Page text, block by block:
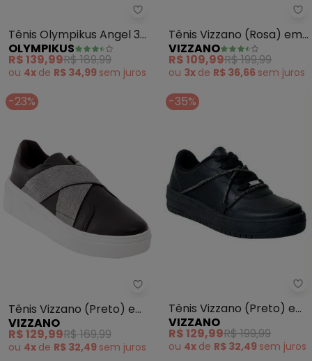
Olympikus - Tênis Olympikus
Tênis Olympikus Angel 3
(Preto)
OLYMPIKUS
R$ 139,99R$ 189,99
ou 4x de R$ 34,99 sem juros
Tênis Vizzano (Rosa) em
Tecido
VIZZANO
R$ 109,99R$ 199,99
ou 3x de R$ 36,66 sem juros
-23%
Vizzano - Tênis Vizzano
Tênis Vizzano (Preto) em
Sintético
VIZZANO
R$ 129,99R$ 169,99
ou 4x de R$ 32,49 sem juros
-35%
Tênis Vizzano (Preto) em
Sintético
VIZZANO
R$ 129,99R$ 199,99
ou 4x de R$ 32,49 sem juros